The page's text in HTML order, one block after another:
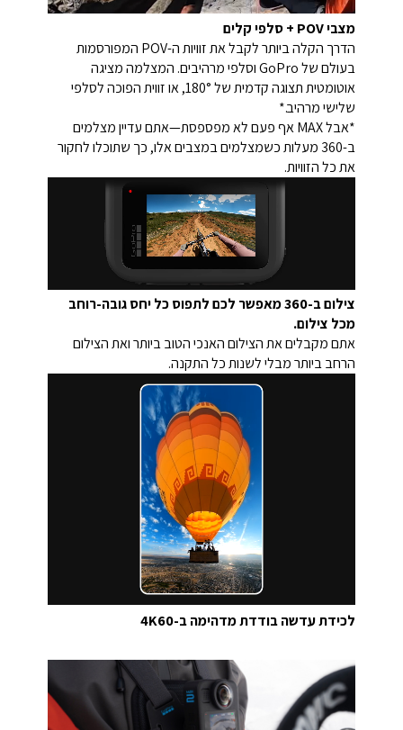
מצבי POV + סלפי קלים
הדרך הקלה ביותר לקבל את זוויות ה-POV המפורסמות
בעולם של GoPro וסלפי מרהיבים. המצלמה מציגה
אוטומטית תצוגה קדמית של 180°, או זווית הפוכה לסלפי
שלישי מרהיב.*
*אבל MAX אף פעם לא מפספסת—אתם עדיין מצלמים
ב-360 מעלות כשמצלמים במצבים אלו, כך שתוכלו לחקור
את כל הזוויות.
צילום ב-360 מאפשר לכם לתפוס כל יחס גובה-רוחב
מכל צילום.
אתם מקבלים את הצילום האנכי הטוב ביותר ואת הצילום
הרחב ביותר מבלי לשנות כל התקנה.
לכידת עדשה בודדת מדהימה ב-4K60